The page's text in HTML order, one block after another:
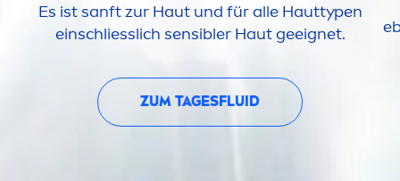
Es ist sanft zur Haut und für alle Hauttypen
einschliesslich sensibler Haut geeignet.
ZUM TAGESFLUID